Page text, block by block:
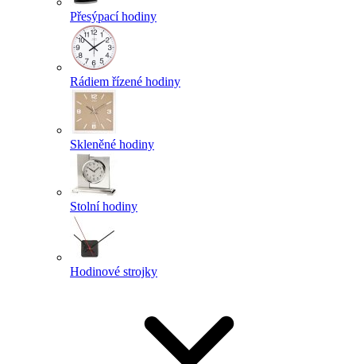
Přesýpací hodiny
Rádiem řízené hodiny
Skleněné hodiny
Stolní hodiny
Hodinové strojky